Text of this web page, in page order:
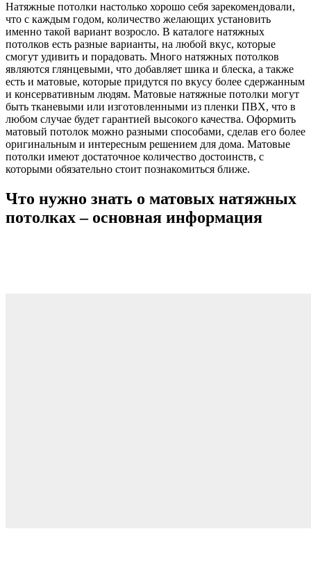
Натяжные потолки настолько хорошо себя зарекомендовали,
что с каждым годом, количество желающих установить
именно такой вариант возросло. В каталоге натяжных
потолков есть разные варианты, на любой вкус, которые
смогут удивить и порадовать. Много натяжных потолков
являются глянцевыми, что добавляет шика и блеска, а также
есть и матовые, которые придутся по вкусу более сдержанным
и консервативным людям. Матовые натяжные потолки могут
быть тканевыми или изготовленными из пленки ПВХ, что в
любом случае будет гарантией высокого качества. Оформить
матовый потолок можно разными способами, сделав его более
оригинальным и интересным решением для дома. Матовые
потолки имеют достаточное количество достоинств, с
которыми обязательно стоит познакомиться ближе.
Что нужно знать о матовых натяжных
потолках – основная информация